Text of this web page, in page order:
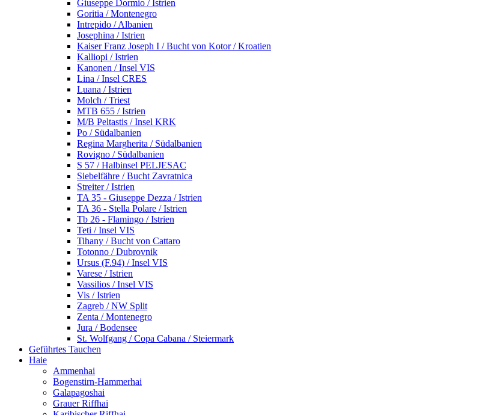
Giuseppe Dormio / Istrien
Goritia / Montenegro
Intrepido / Albanien
Josephina / Istrien
Kaiser Franz Joseph I / Bucht von Kotor / Kroatien
Kalliopi / Istrien
Kanonen / Insel VIS
Lina / Insel CRES
Luana / Istrien
Molch / Triest
MTB 655 / Istrien
M/B Peltastis / Insel KRK
Po / Südalbanien
Regina Margherita / Südalbanien
Rovigno / Südalbanien
S 57 / Halbinsel PELJESAC
Siebelfähre / Bucht Zavratnica
Streiter / Istrien
TA 35 - Giuseppe Dezza / Istrien
TA 36 - Stella Polare / Istrien
Tb 26 - Flamingo / Istrien
Teti / Insel VIS
Tihany / Bucht von Cattaro
Totonno / Dubrovnik
Ursus (F.94) / Insel VIS
Varese / Istrien
Vassilios / Insel VIS
Vis / Istrien
Zagreb / NW Split
Zenta / Montenegro
Jura / Bodensee
St. Wolfgang / Copa Cabana / Steiermark
Geführtes Tauchen
Haie
Ammenhai
Bogenstirn-Hammerhai
Galapagoshai
Grauer Riffhai